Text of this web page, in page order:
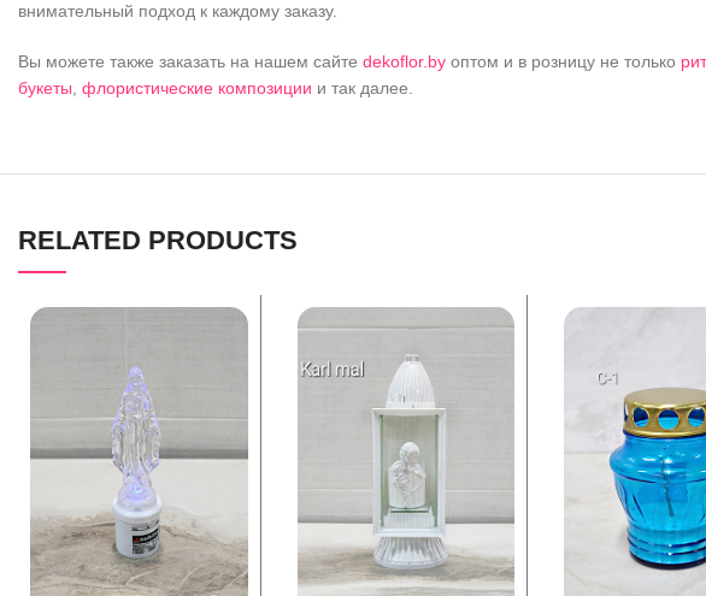
внимательный подход к каждому заказу.
Вы можете также заказать на нашем сайте dekoflor.by оптом и в розницу не только
букеты флористические композиции и так далее.
RELATED PRODUCTS